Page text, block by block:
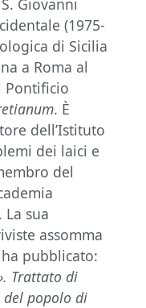
Giovanni
(1975-
di Sicilia
a Roma al
Pontificio
. È
dell’Istituto
dei laici e
del
sua
assomma
pubblicato:
Trattato di
del popolo di